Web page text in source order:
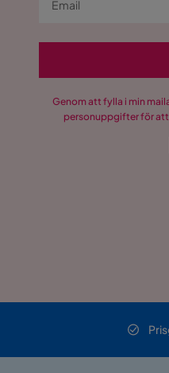
Genom att fylla i min
personuppgifter för att